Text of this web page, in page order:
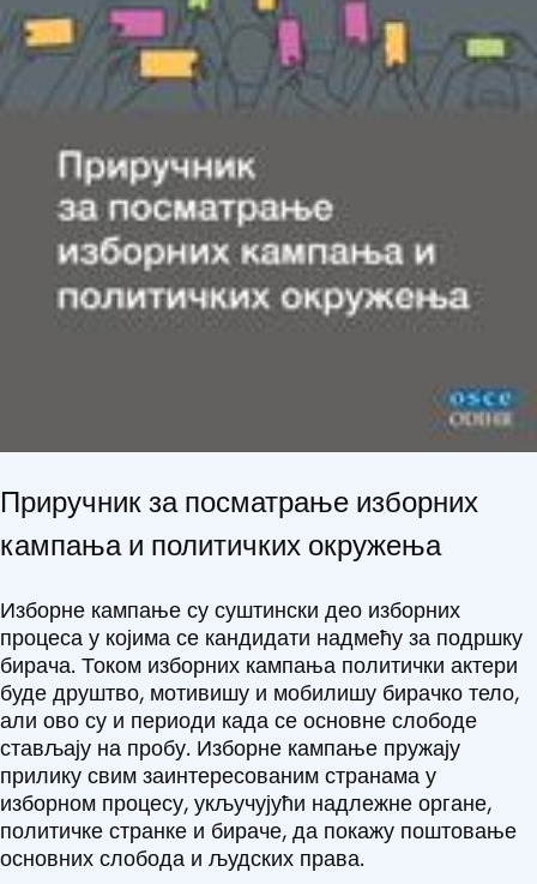
Приручник за посматрање изборних
кампања и политичких окружења
Изборне кампање су суштински део изборних
процеса у којима се кандидати надмећу за подршку
бирача. Током изборних кампања политички актери
буде друштво, мотивишу и мобилишу бирачко тело,
али ово су и периоди када се основне слободе
стављају на пробу. Изборне кампање пружају
прилику свим заинтересованим странама у
изборном процесу, укључујући надлежне органе,
политичке странке и бираче, да покажу поштовање
основних слобода и људских права.